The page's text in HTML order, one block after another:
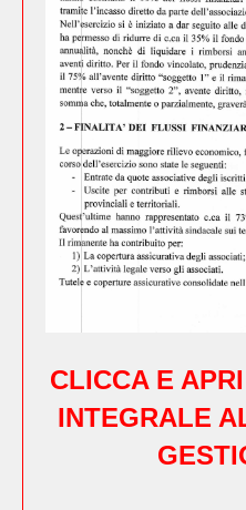
CLICCA E
INTEGRALE